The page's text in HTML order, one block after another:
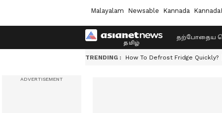
Malayalam Newsable Kannada
தற்போதைய
TRENDING : How To Defrost Fridge Quickly?